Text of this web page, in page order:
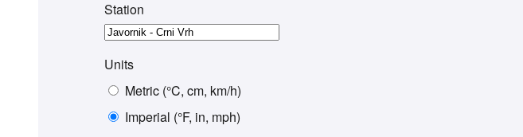
Station
Units
Metric (°C, cm, km/h)
Imperial (°F, in, mph)